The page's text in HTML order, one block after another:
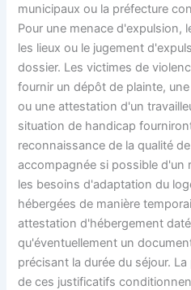
municipaux ou la préfecture
Pour une menace d'expulsion,
les lieux ou le jugement
dossier. Les victimes de
fournir un dépôt de plainte,
ou une attestation d'un
situation de handicap
reconnaissance de la qualité
accompagnée si possible d'un
les besoins d'adaptation du
hébergées de manière
attestation d'hébergement
qu'éventuellement un
précisant la durée du séjour.
de ces justificatifs